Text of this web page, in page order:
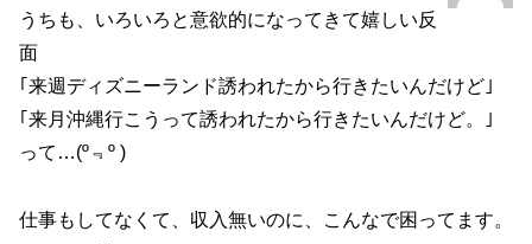
うちも、いろいろと意欲的になってきて嬉しい反
面
｢来週ディズニーランド誘われたから行きたいんだけど｣
｢来月沖縄行こうって誘われたから行きたいんだけど。｣
って…(º﹃º )
仕事もしてなくて、収入無いのに、こんなで困ってます。